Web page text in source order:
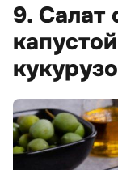
9. Салат